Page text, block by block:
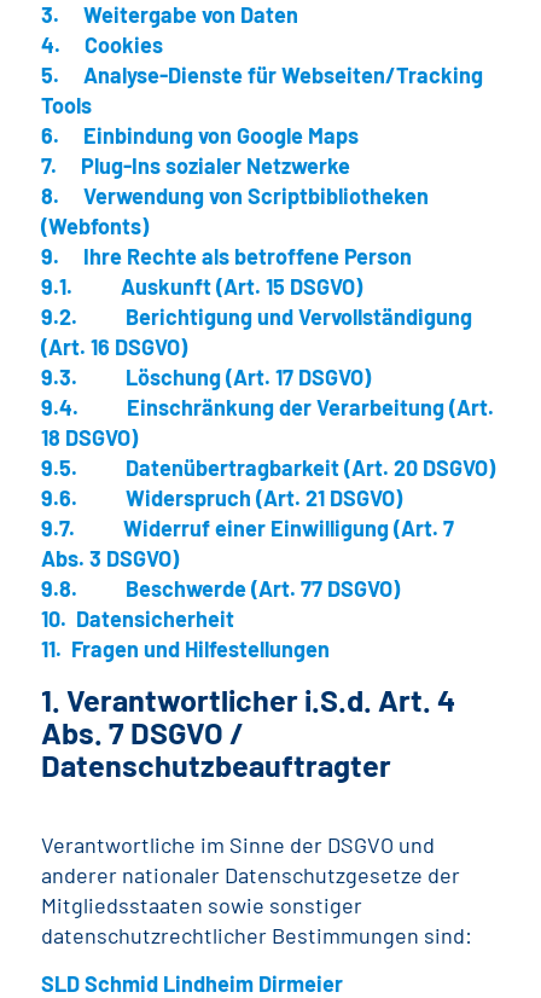
3. Weitergabe von Daten
4. Cookies
5. Analyse-Dienste für Webseiten/Tracking
Tools
6. Einbindung von Google Maps
7. Plug-Ins sozialer Netzwerke
8. Verwendung von Scriptbibliotheken
(Webfonts)
9. Ihre Rechte als betroffene Person
9.1. Auskunft (Art. 15 DSGVO)
9.2. Berichtigung und Vervollständigung
(Art. 16 DSGVO)
9.3. Löschung (Art. 17 DSGVO)
9.4. Einschränkung der Verarbeitung (Art.
18 DSGVO)
9.5. Datenübertragbarkeit (Art. 20 DSGVO)
9.6. Widerspruch (Art. 21 DSGVO)
9.7. Widerruf einer Einwilligung (Art. 7
Abs. 3 DSGVO)
9.8. Beschwerde (Art. 77 DSGVO)
10. Datensicherheit
11. Fragen und Hilfestellungen
1. Verantwortlicher i.S.d. Art. 4
Abs. 7 DSGVO /
Datenschutzbeauftragter
Verantwortliche im Sinne der DSGVO und
anderer nationaler Datenschutzgesetze der
Mitgliedsstaaten sowie sonstiger
datenschutzrechtlicher Bestimmungen sind:
SLD Schmid Lindheim Dirmeier